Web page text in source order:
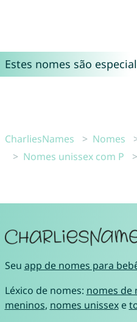
Estes nomes são
CharliesNames Nomes
Nomes unissex com P
Seu app de nomes para
Léxico de nomes: nomes de
meninos, nomes unissexe